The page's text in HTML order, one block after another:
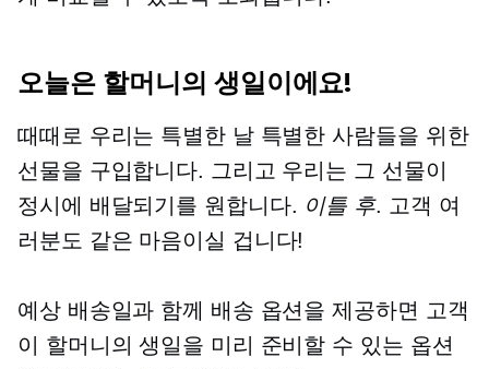
오늘은 할머니의 생일이에요!
때때로 우리는 특별한 날 특별한 사람들을 위한
선물을 구입합니다. 그리고 우리는 그 선물이
정시에 배달되기를 원합니다. 이틀 후. 고객 여
러분도 같은 마음이실 겁니다!
예상 배송일과 함께 배송 옵션을 제공하면 고객
이 할머니의 생일을 미리 준비할 수 있는 옵션